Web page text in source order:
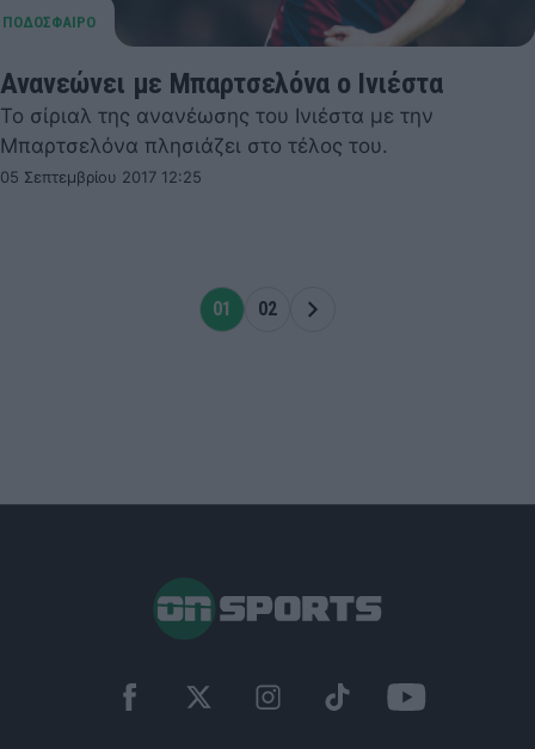
Ανανεώνει με Μπαρτσελόνα ο Ινιέστα
Το σίριαλ της ανανέωσης του Ινιέστα με την
Μπαρτσελόνα πλησιάζει στο τέλος του.
05 Σεπτεμβρίου 2017 12:25
01 02